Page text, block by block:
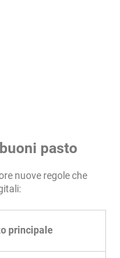
pasto
nuove regole che
principale